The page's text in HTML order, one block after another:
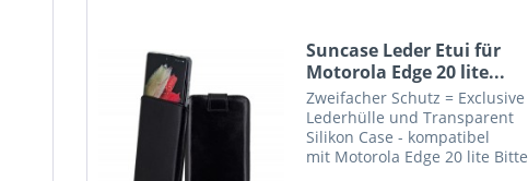
Suncase Leder Etui für
Motorola Edge 20 lite...
Zweifacher Schutz = Exclusive
Lederhülle und Transparent
Silikon Case - kompatibel
mit Motorola Edge 20 lite Bitte